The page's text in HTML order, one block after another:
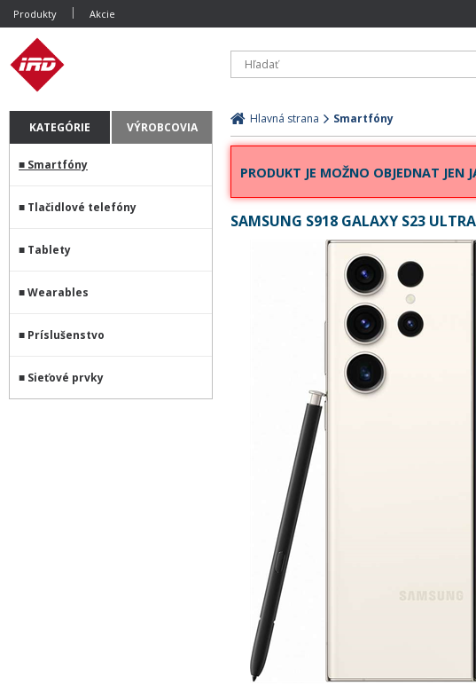
Produkty Akcie
KATEGÓRIE VÝROBCOVIA
Smartfóny
Tlačidlové telefóny
Tablety
Wearables
Príslušenstvo
Sieťové prvky
Hlavná strana Smartfóny
PRODUKT JE MOŽNO OBJEDNAT JEN
SAMSUNG S918 GALAXY S23